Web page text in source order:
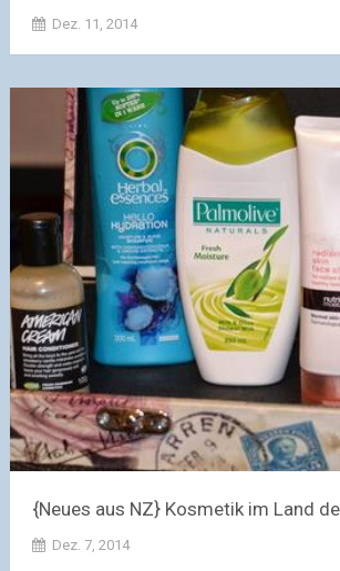
Dez. 11, 2014
{Neues aus NZ} Kosmetik im Land
Dez. 7, 2014